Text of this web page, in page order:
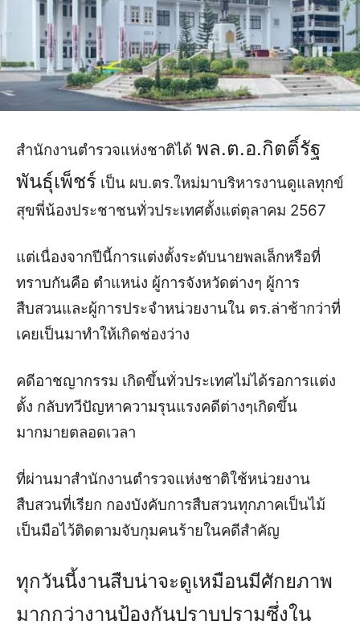
สำนักงานตำรวจแห่งชาติได้ พล.ต.อ.กิตติ์รัฐ
พันธุ์เพ็ชร์ เป็น ผบ.ตร.ใหม่มาบริหารงานดูแลทุกข์
สุขพี่น้องประชาชนทั่วประเทศตั้งแต่ตุลาคม 2567
แต่เนื่องจากปีนี้การแต่งตั้งระดับนายพลเล็กหรือที่
ทราบกันคือ ตำแหน่ง ผู้การจังหวัดต่างๆ ผู้การ
สืบสวนและผู้การประจำหน่วยงานใน ตร.ล่าช้ากว่าที่
เคยเป็นมาทำให้เกิดช่องว่าง
คดีอาชญากรรม เกิดขึ้นทั่วประเทศไม่ได้รอการแต่ง
ตั้ง กลับทวีปัญหาความรุนแรงคดีต่างๆเกิดขึ้น
มากมายตลอดเวลา
ที่ผ่านมาสำนักงานตำรวจแห่งชาติใช้หน่วยงาน
สืบสวนที่เรียก กองบังคับการสืบสวนทุกภาคเป็นไม้
เป็นมือไว้ติดตามจับกุมคนร้ายในคดีสำคัญ
ทุกวันนี้งานสืบน่าจะดูเหมือนมีศักยภาพ
มากกว่างานป้องกันปราบปรามซึ่งใน